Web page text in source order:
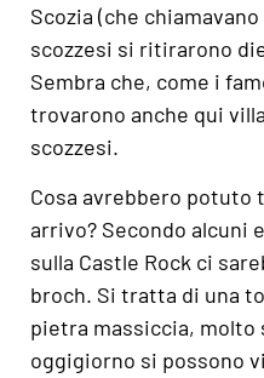
Scozia (che
scozzesi si ritirarono
Sembra che, come i
trovarono anche qui
scozzesi.
Cosa avrebbero potuto
arrivo? Secondo alcuni
sulla Castle Rock ci
broch. Si tratta di una
pietra massiccia, molto
oggigiorno si possono